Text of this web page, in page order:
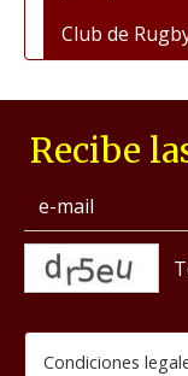
Club de
Recibe
Condiciones